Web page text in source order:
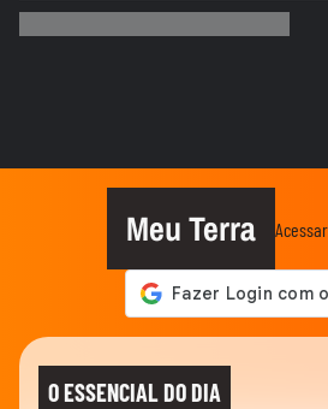
edição completa
Testamos Embers
novo MMORPG de
Echoes of Aincrad
de MMO baseado
Meu Terra
O ESSENCIAL DO DIA